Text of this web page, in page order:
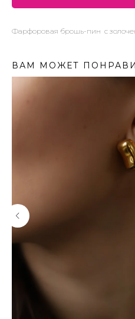
Фарфоровая брошь-пин с
ВАМ МОЖЕТ